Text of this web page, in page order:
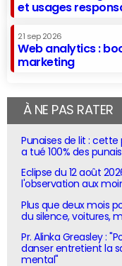
et usages
21 sep 2026
Web analytics :
marketing
À NE PAS RATER
Punaises de lit :
a tué 100% des
Eclipse du 12 août
l'observation aux
Plus que deux mois
du silence, voitures,
Pr. Alinka Greasley :
danser entretient la
mental"